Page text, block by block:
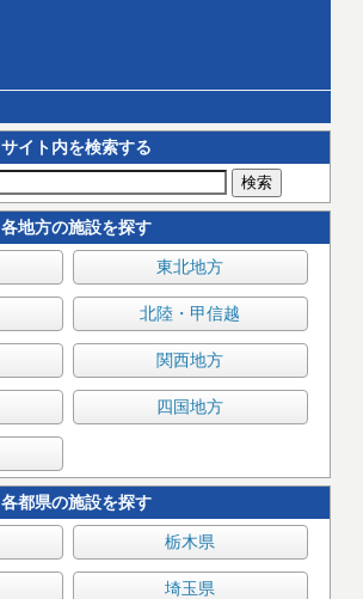
サイト内を検索する
各地方の施設を探す
東北地方
北陸・甲信越
関西地方
四国地方
各都県の施設を探す
栃木県
埼玉県